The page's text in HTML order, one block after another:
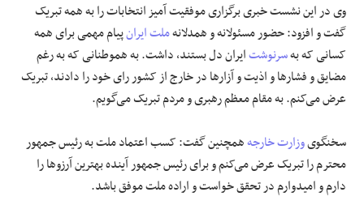
وی در این نشست خبری برگزاری موفقیت آمیز انتخابات را به همه تبریک
گفت و افزود: حضور مسئولانه و همدلانهملت ایرانپیام مهمی برای همه
کسانی که بهسرنوشتایران دل بستند، داشت. به هموطنانی که به رغم
مضایق و فشارها و اذیت و آزارها در خارج از کشور رای خود را دادند، تبریک
عرض می‌کنم. به مقام معظم رهبری و مردم تبریک می‌گویم.
سخنگویوزارت خارجههمچنین گفت: کسب اعتماد ملت به رئیس جمهور
محترم را تبریک عرض می‌کنم و برای رئیس جمهور آینده بهترین آرزوها را
دارم و امیدوارم در تحقق خواست و اراده ملت موفق باشد.